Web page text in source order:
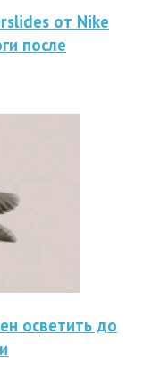
от Nike
после
осветить до